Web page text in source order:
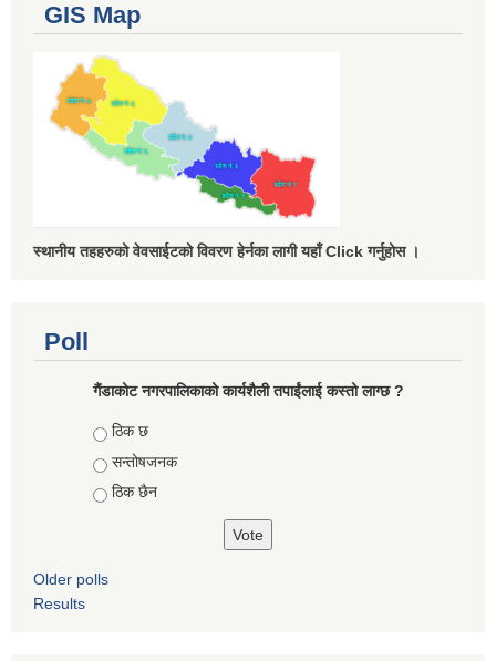
GIS Map
स्थानीय तहहरुको वेवसाईटको विवरण हेर्नका लागी यहाँ Click गर्नुहोस ।
Poll
गैंडाकोट नगरपालिकाको कार्यशैली तपाईंलाई कस्तो लाग्छ ?
Choices
ठिक छ
सन्तोषजनक
ठिक छैन
Older polls
Results